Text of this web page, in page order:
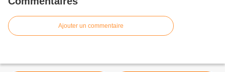
Ajouter un commentaire